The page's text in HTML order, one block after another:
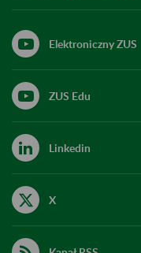
Elektroniczny ZUS
ZUS Edu
Linkedin
X